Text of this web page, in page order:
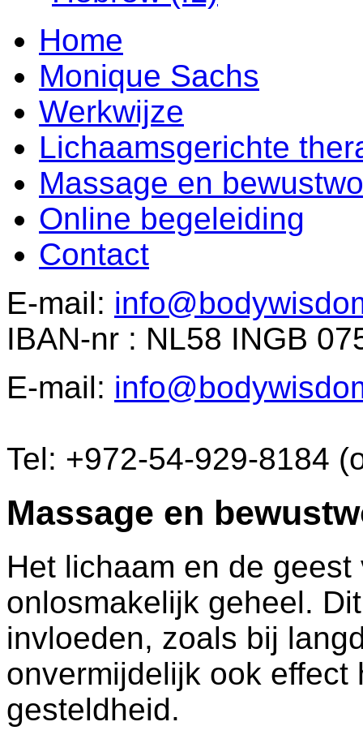
Home
Monique Sachs
Werkwijze
Lichaamsgerichte
Massage en
Online begeleiding
Contact
E-mail:
IBAN-nr : NL58 INGB
E-mail:
Tel: +972-54-929-8184
Massage en
Het lichaam en de
onlosmakelijk geheel.
invloeden, zoals bij
onvermijdelijk ook
gesteldheid.